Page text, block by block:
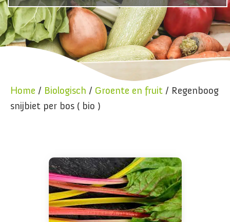
Home / Biologisch / Groente en fruit / Regenboog
snijbiet per bos ( bio )